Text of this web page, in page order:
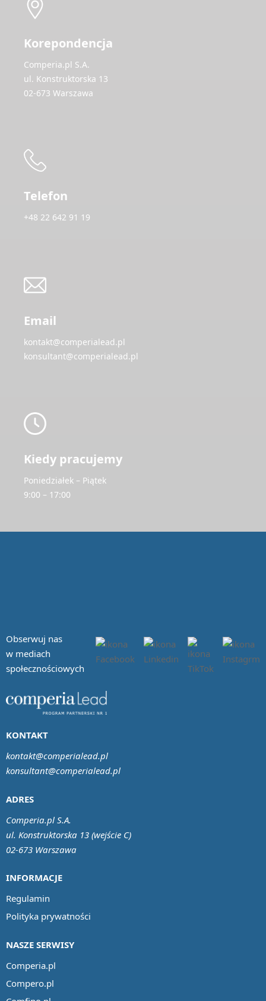
Korepondencja
Comperia.pl S.A.
ul. Konstruktorska 13
02-673 Warszawa
Telefon
+48 22 642 91 19
Email
kontakt@comperialead.pl
konsultant@comperialead.pl
Kiedy pracujemy
Poniedziałek – Piątek
9:00 – 17:00
Obserwuj nas
w mediach
społecznościowych
INFORMACJE
Regulamin
Polityka prywatności
NASZE SERWISY
Comperia.pl
Compero.pl
ADRES
Comperia.pl S.A.
ul. Konstruktorska 13 (wejście C)
02-673 Warszawa
KONTAKT
kontakt@comperialead.pl
konsultant@comperialead.pl